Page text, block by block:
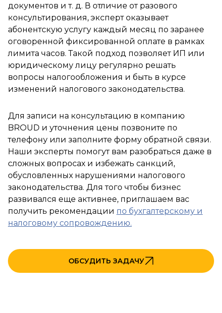
документов и т. д. В отличие от разового
консультирования, эксперт оказывает
абонентскую услугу каждый месяц по заранее
оговоренной фиксированной оплате в рамках
лимита часов. Такой подход позволяет ИП или
юридическому лицу регулярно решать
вопросы налогообложения и быть в курсе
изменений налогового законодательства.
Для записи на консультацию в компанию
BROUD и уточнения цены позвоните по
телефону или заполните форму обратной связи.
Наши эксперты помогут вам разобраться даже в
сложных вопросах и избежать санкций,
обусловленных нарушениями налогового
законодательства. Для того чтобы бизнес
развивался еще активнее, приглашаем вас
получить рекомендации по бухгалтерскому и
налоговому сопровождению.
ОБСУДИТЬ ЗАДАЧУ